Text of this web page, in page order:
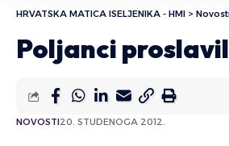
HRVATSKA MATICA ISELJENIKA - HMI >
Poljanci
NOVOSTI20. STUDENOGA 2012.